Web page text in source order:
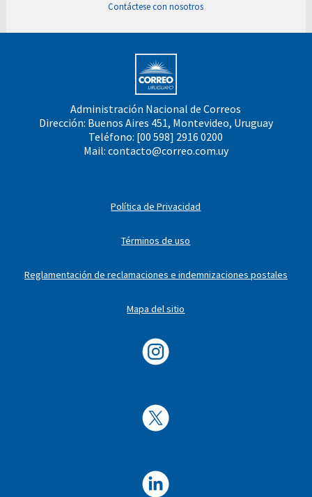
Contáctese con nosotros
Administración Nacional de Correos
Dirección: Buenos Aires 451, Montevideo, Uruguay
Teléfono: [00 598] 2916 0200
Mail: contacto@correo.com.uy
Política de Privacidad
Términos de uso
Reglamentación de reclamaciones e indemnizaciones postales
Mapa del sitio